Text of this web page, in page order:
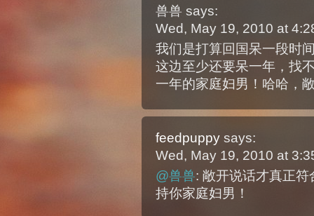
兽兽 says:
Wed, May 19, 2010 at
我们是打算回国呆一段时
这边至少还要呆一年，找
一年的家庭妇男！哈哈，
feedpuppy says:
Wed, May 19, 2010 at
@兽兽: 敞开说话才真正
持你家庭妇男！